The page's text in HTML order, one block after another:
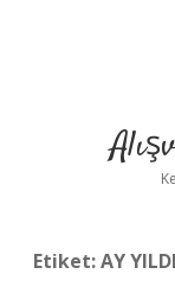
Etiket:AY